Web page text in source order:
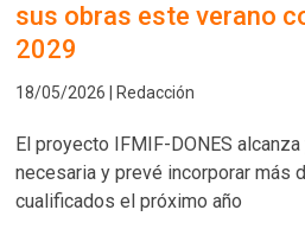
sus obras este verano
2029
18/05/2026 | Redacción
El proyecto IFMIF-DONES
necesaria y prevé incorporar más
cualificados el próximo año